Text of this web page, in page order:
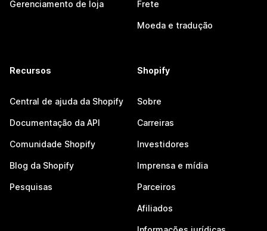
Gerenciamento de loja Frete
Moeda e tradução
Recursos
Central de ajuda da Shopify
Documentação da API
Comunidade Shopify
Blog da Shopify
Pesquisas
Shopify
Sobre
Carreiras
Investidores
Imprensa e mídia
Parceiros
Afiliados